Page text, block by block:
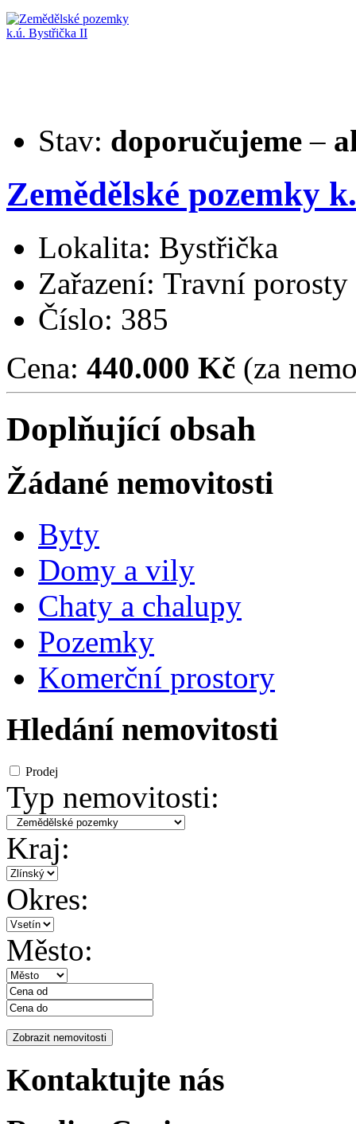
Stav: doporučujeme –
Zemědělské pozemky
Lokalita: Bystřička
Zařazení: Travní porosty
Číslo: 385
Cena: 440.000 Kč (za
Doplňující obsah
Žádané nemovitosti
Byty
Domy a vily
Chaty a chalupy
Pozemky
Komerční prostory
Hledání nemovitosti
Prodej
Typ nemovitosti:
Kraj:
Okres:
Město:
Kontaktujte nás